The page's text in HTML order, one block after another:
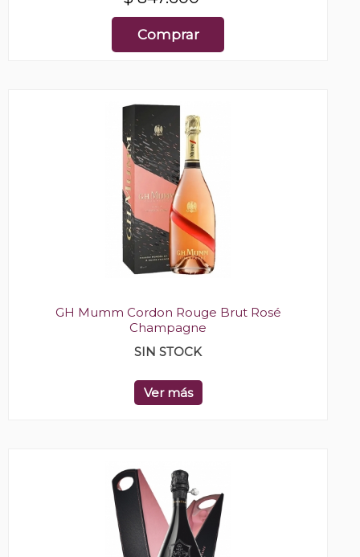
Comprar
GH Mumm Cordon Rouge Brut Rosé
Champagne
SIN STOCK
Ver más